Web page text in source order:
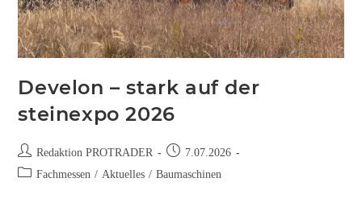
Develon – stark auf der
steinexpo 2026
Redaktion PROTRADER
7.07.2026
Fachmessen / Aktuelles / Baumaschinen